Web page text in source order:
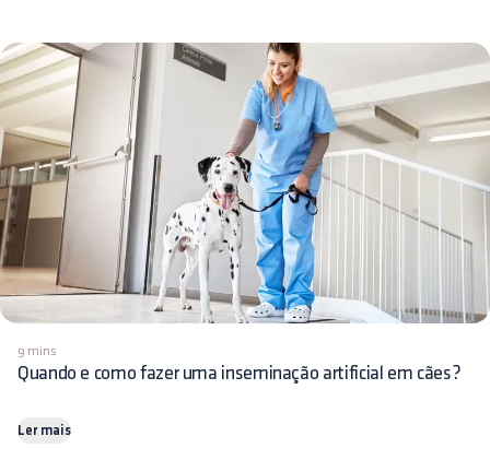
9 mins
Quando e como fazer uma inseminação artificial em cães?
Ler mais